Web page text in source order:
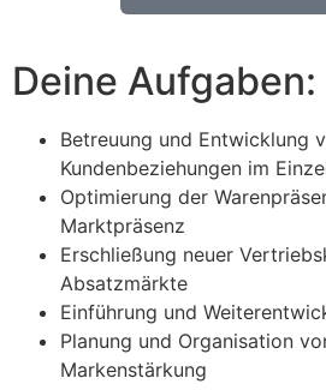
Deine Aufgaben:
Betreuung und Entwicklung
Kundenbeziehungen im
Optimierung der
Marktpräsenz
Erschließung neuer
Absatzmärkte
Einführung und
Planung und Organisation
Markenstärkung